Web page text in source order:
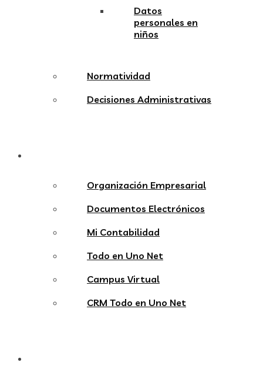
Datos
personales en
niños
Normatividad
Decisiones Administrativas
Organización Empresarial
Documentos Electrónicos
Mi Contabilidad
Todo en Uno Net
Campus Virtual
CRM Todo en Uno Net